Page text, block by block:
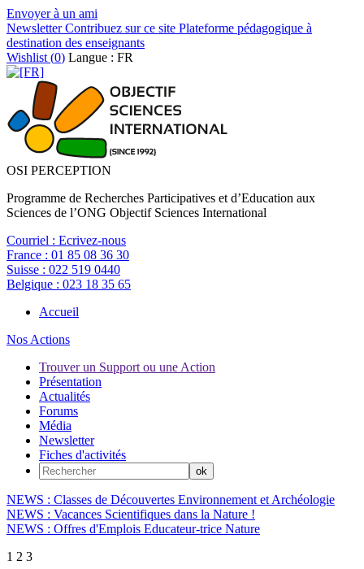
Envoyer à un ami
NewsletterContribuez sur ce site Plateforme pédagogique à
destination des enseignants
Wishlist (0) Langue : FR
OSI PERCEPTION
Programme de Recherches Participatives et d’Education aux
Sciences de l’ONG Objectif Sciences International
Courriel : Ecrivez-nous
France : 01 85 08 36 30
Suisse : 022 519 0440
Belgique : 023 18 35 65
Accueil
Nos Actions
Trouver un Support ou une Action
Présentation
Actualités
Forums
Média
Newsletter
Fiches d'activités
NEWS : Classes de Découvertes Environnement et Archéologie
NEWS : Vacances Scientifiques dans la Nature !
NEWS : Offres d'Emplois Educateur-trice Nature
1 2 3